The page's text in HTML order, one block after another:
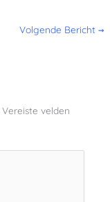
Volgende Bericht →
Vereiste velden